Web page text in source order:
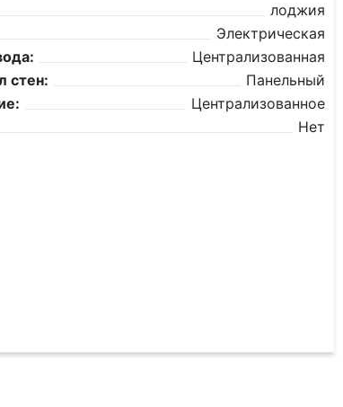
лоджия
Электрическая
Централизованная
стен:
Панельный
Централизованное
Нет